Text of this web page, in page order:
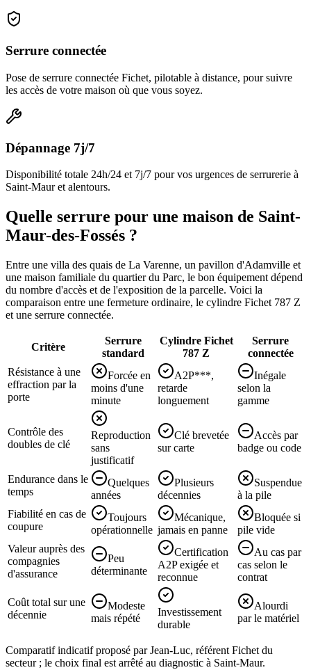
Serrure connectée
Pose de serrure connectée Fichet, pilotable à distance, pour suivre
les accès de votre maison où que vous soyez.
Dépannage 7j/7
Disponibilité totale 24h/24 et 7j/7 pour vos urgences de serrurerie à
Saint-Maur et alentours.
Quelle serrure pour une maison de Saint-
Maur-des-Fossés ?
Entre une villa des quais de La Varenne, un pavillon d'Adamville et
une maison familiale du quartier du Parc, le bon équipement dépend
du nombre d'accès et de l'exposition de la parcelle. Voici la
comparaison entre une fermeture ordinaire, le cylindre Fichet 787 Z
et une serrure connectée.
Critère
Serrure
standard
Cylindre Fichet
787 Z
Serrure
connectée
Résistance à une
effraction par la
porte
Forcée en
moins d'une
minute
A2P***,
retarde
longuement
Inégale
selon la
gamme
Contrôle des
doubles de clé
Reproduction
sans
justificatif
Clé brevetée
sur carte
Accès par
badge ou code
Endurance dans le
temps
Quelques
années
Plusieurs
décennies
Suspendue
à la pile
Fiabilité en cas de
coupure
Toujours
opérationnelle
Mécanique,
jamais en panne
Bloquée si
pile vide
Valeur auprès des
compagnies
d'assurance
Peu
déterminante
Certification
A2P exigée et
reconnue
Au cas par
cas selon le
contrat
Coût total sur une
décennie
Modeste
mais répété
Investissement
durable
Alourdi
par le matériel
Comparatif indicatif proposé par Jean-Luc, référent Fichet du
secteur ; le choix final est arrêté au diagnostic à Saint-Maur.